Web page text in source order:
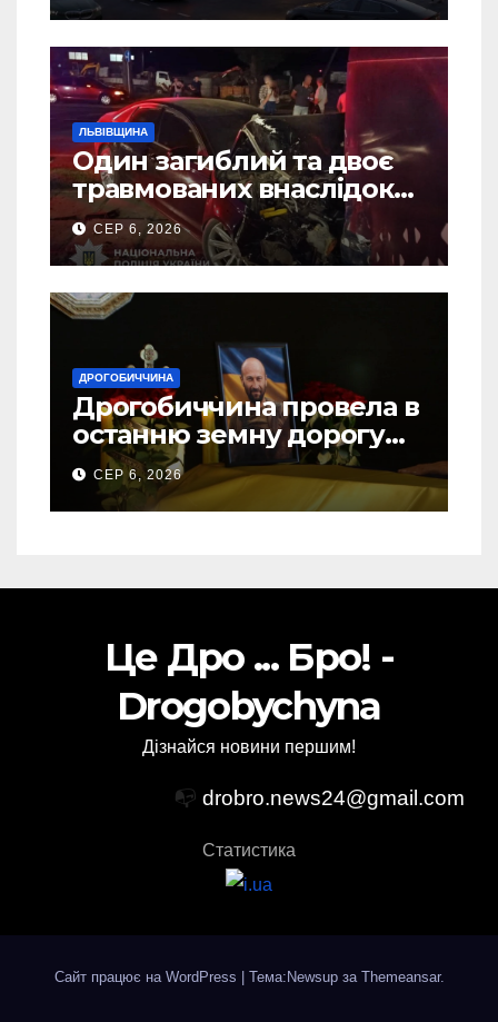
ЛЬВІВЩИНА
Один загиблий та двоє
травмованих внаслідок
ДТП на Самбірщині
СЕР 6, 2026
ДРОГОБИЧЧИНА
Дрогобиччина провела в
останню земну дорогу
свого Захисника – Олега
Торського
СЕР 6, 2026
Це Дро ... Бро! -
Drogobychyna
Дізнайся новини першим!
📭 drobro.news24@gmail.com
Статистика
Сайт працює на WordPress | Тема:Newsup за Themeansar.